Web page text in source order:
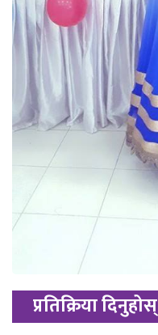
प्रतिक्रिया दिनुहोस्